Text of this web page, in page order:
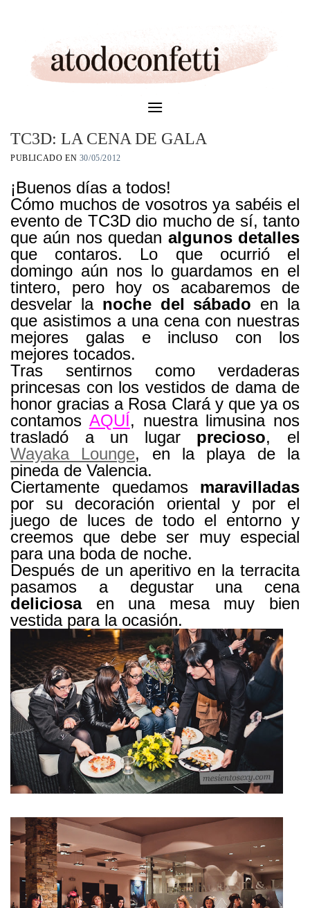
TC3D: LA CENA DE GALA
PUBLICADO EN 30/05/2012
¡Buenos días a todos!
Cómo muchos de vosotros ya sabéis el
evento de TC3D dio mucho de sí, tanto
que aún nos quedan algunos detalles
que contaros. Lo que ocurrió el
domingo aún nos lo guardamos en el
tintero, pero hoy os acabaremos de
desvelar la noche del sábado en la
que asistimos a una cena con nuestras
mejores galas e incluso con los
mejores tocados.
Tras sentirnos como verdaderas
princesas con los vestidos de dama de
honor gracias a Rosa Clará y que ya os
contamos AQUÍ, nuestra limusina nos
trasladó a un lugar precioso, el
Wayaka Lounge, en la playa de la
pineda de Valencia.
Ciertamente quedamos maravilladas
por su decoración oriental y por el
juego de luces de todo el entorno y
creemos que debe ser muy especial
para una boda de noche.
Después de un aperitivo en la terracita
pasamos a degustar una cena
deliciosaen una mesa muy bien
vestida para la ocasión.